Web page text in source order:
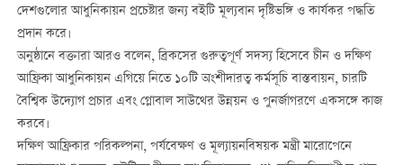
দেশগুলোর আধুনিকায়ন প্রচেষ্টার জন্য বইটি মূল্যবান দৃষ্টিভঙ্গি ও কার্যকর পদ্ধতি
প্রদান করে।
অনুষ্ঠানে বক্তারা আরও বলেন, ব্রিকসের গুরুত্বপূর্ণ সদস্য হিসেবে চীন ও দক্ষিণ
আফ্রিকা আধুনিকায়ন এগিয়ে নিতে ১০টি অংশীদারত্ব কর্মসূচি বাস্তবায়ন, চারটি
বৈশ্বিক উদ্যোগ প্রচার এবং গ্লোবাল সাউথের উন্নয়ন ও পুনর্জাগরণে একসঙ্গে কাজ
করবে।
দক্ষিণ আফ্রিকার পরিকল্পনা, পর্যবেক্ষণ ও মূল্যায়নবিষয়ক মন্ত্রী মারোপেনে